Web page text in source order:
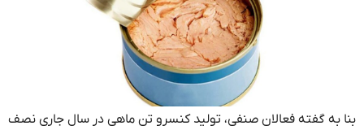
بنا به گفته فعالان صنفی، تولید کنسرو تن ماهی در سال جاری نصف